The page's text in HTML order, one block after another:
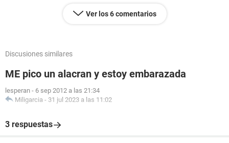
Ver los 6 comentarios
Discusiones similares
ME pico un alacran y estoy embarazada
lesperan - 6 sep 2012 a las 21:34
Miligarcia - 31 jul 2023 a las 11:02
3 respuestas